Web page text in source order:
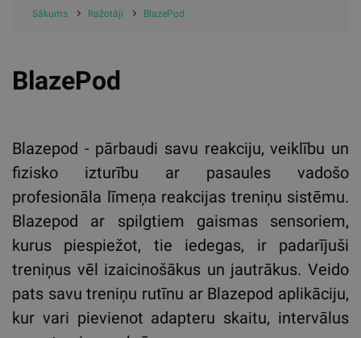
Sākums Ražotāji BlazePod
BlazePod
Blazepod - pārbaudi savu reakciju, veiklību un
fizisko izturību ar pasaules vadošo
profesionāla līmeņa reakcijas treniņu sistēmu.
Blazepod ar spilgtiem gaismas sensoriem,
kurus piespiežot, tie iedegas, ir padarījuši
treniņus vēl izaicinošākus un jautrākus. Veido
pats savu treniņu rutīnu ar Blazepod aplikāciju,
kur vari pievienot adapteru skaitu, intervālus